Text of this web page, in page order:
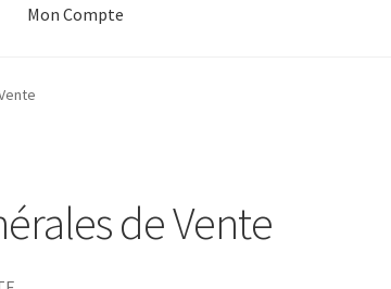
Mon Compte
de Vente